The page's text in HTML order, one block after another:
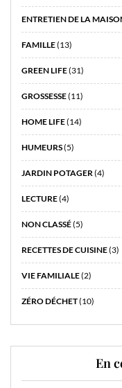
ENTRETIEN DE LA
FAMILLE(13)
GREEN LIFE(31)
GROSSESSE(11)
HOME LIFE(14)
HUMEURS(5)
JARDIN POTAGER (4)
LECTURE(4)
NON CLASSÉ(5)
RECETTES DE CUISINE(3)
VIE FAMILIALE(2)
ZÉRO DÉCHET(10)
En